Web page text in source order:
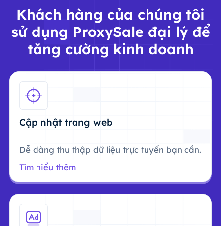
Khách hàng của chúng tôi
sử dụng ProxySale đại lý để
tăng cường kinh doanh
Cập nhật trang web
Dễ dàng thu thập dữ liệu trực tuyến bạn cần.
Tìm hiểu thêm